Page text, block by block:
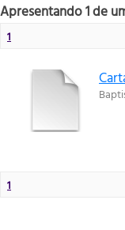
Apresentando 1 de
1
1